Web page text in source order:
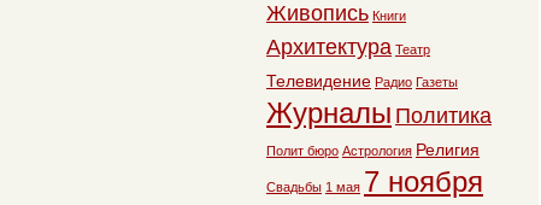
Живопись Книги
Архитектура Театр
Телевидение Радио Газеты
Журналы Политика
Полит бюро Астрология Религия
Свадьбы 1 мая 7 ноября